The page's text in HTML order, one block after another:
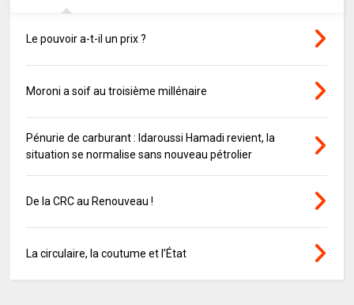
Le pouvoir a-t-il un prix ?
Moroni a soif au troisième millénaire
Pénurie de carburant : Idaroussi Hamadi revient, la
situation se normalise sans nouveau pétrolier
De la CRC au Renouveau !
La circulaire, la coutume et l’État